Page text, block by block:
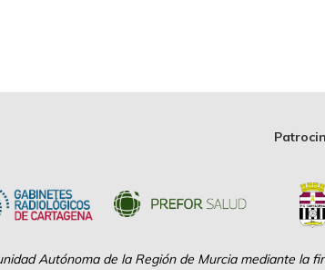
Autónoma de la Región de Murcia mediante la